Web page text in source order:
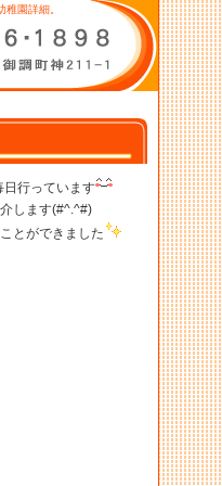
稚園詳細。
日行っています
します(#^.^#)
とができました